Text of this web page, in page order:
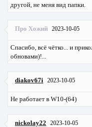
другой, не меня вид папки.
Про Хожий 2023-10-05
Спасибо, всё чётко... и
обновами)!...
diakov67i 2023-10-05
Не работает в W10-(64)
nickolay22 2023-10-05